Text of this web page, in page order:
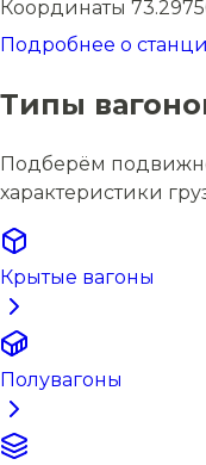
Координаты
Подробнее о
Типы
Подберём
характеристики
Крытые вагоны
Полувагоны